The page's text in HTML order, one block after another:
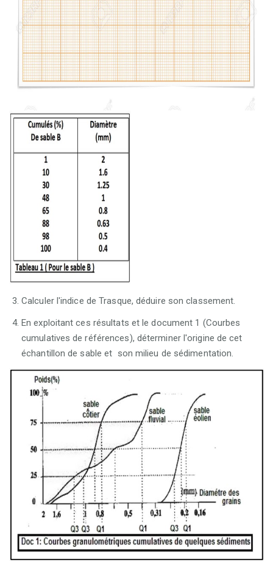
Calculer l'indice de Trasque, déduire son classement.
En exploitant ces résultats et le document 1 (Courbes
cumulatives de références), déterminer l'origine de cet
échantillon de sable et son milieu de sédimentation.